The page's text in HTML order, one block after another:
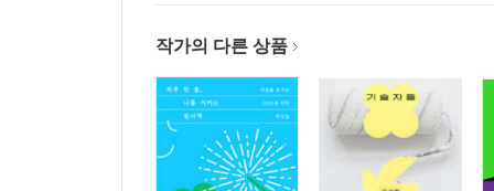
작가의 다른 상품